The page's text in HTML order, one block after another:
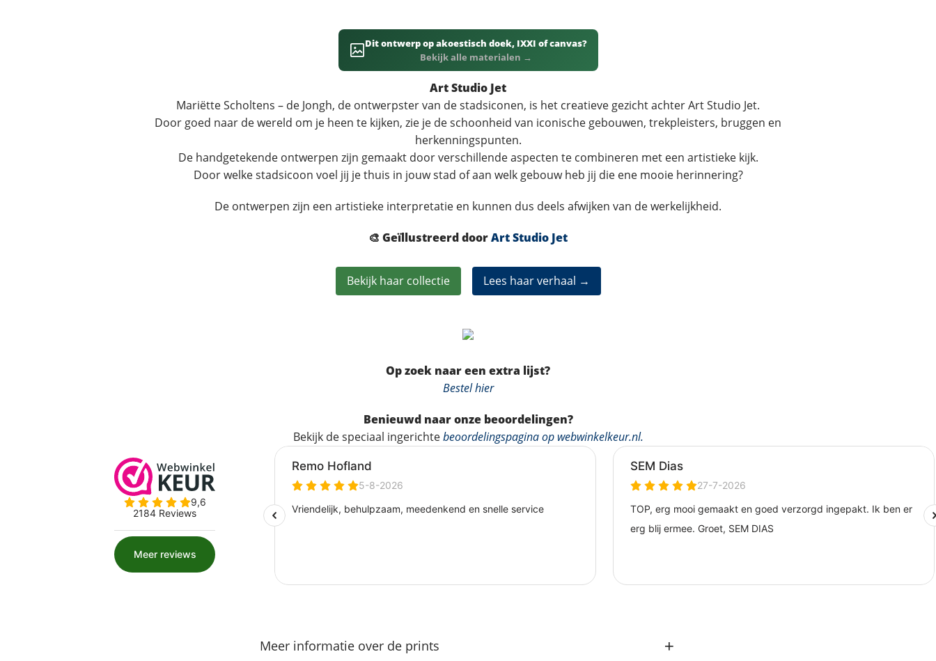
Dit ontwerp op akoestisch doek, IXXI of canvas?
Bekijk alle materialen →
Art Studio Jet
Mariëtte Scholtens – de Jongh, de ontwerpster van de stadsiconen, is het creatieve gezicht achter Art Studio Jet.
Door goed naar de wereld om je heen te kijken, zie je de schoonheid van iconische gebouwen, trekpleisters, bruggen en
herkenningspunten.
De handgetekende ontwerpen zijn gemaakt door verschillende aspecten te combineren met een artistieke kijk.
Door welke stadsicoon voel jij je thuis in jouw stad of aan welk gebouw heb jij die ene mooie herinnering?
De ontwerpen zijn een artistieke interpretatie en kunnen dus deels afwijken van de werkelijkheid.
🎨 Geïllustreerd doorArt Studio Jet
Bekijk haar collectie Lees haar verhaal →
Op zoek naar een extra lijst?
Bestel hier
Benieuwd naar onze beoordelingen?
Bekijk de speciaal ingerichtebeoordelingspagina op webwinkelkeur.nl.
Meer informatie over de prints